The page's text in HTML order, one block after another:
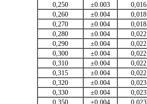
0,250
±0.003 0,016
0,260
±0.004 0,018
0,270
±0.004 0,018
0,280
±0.004 0,022
0,290
±0.004 0,022
0,300
±0.004 0,022
0,310
±0.004 0,022
0,315
±0.004 0,022
0,320
±0.004 0,023
0,330
±0.004 0,023
0,350
±0.004 0,023